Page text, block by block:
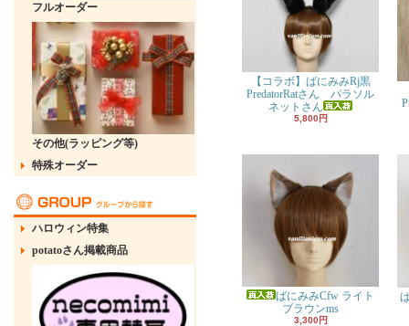
フルオーダー
その他(ラッピング等)
特殊オーダー
ハロウィン特集
potatoさん掲載商品
【コラボ】ばにみみRj黒
PredatorRatさん パラソル
ネットさん
5,800円
ばにみみCfw ライト
ブラウンms
3,300円